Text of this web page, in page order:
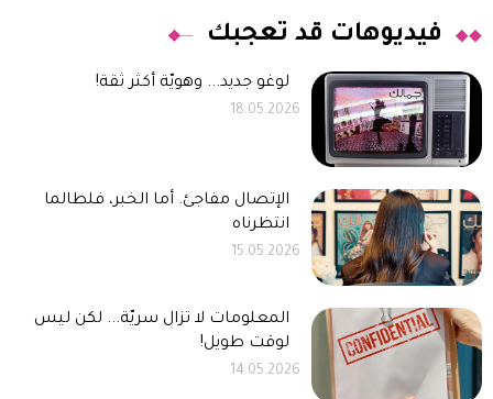
فيديوهات قد تعجبك
لوغو جديد... وهويّة أكثر ثقة!
18.05.2026
الإتصال مفاجئ. أما الخبر، فلطالما
انتظرناه
15.05.2026
المعلومات لا تزال سريّة... لكن ليس
لوقت طويل!
14.05.2026